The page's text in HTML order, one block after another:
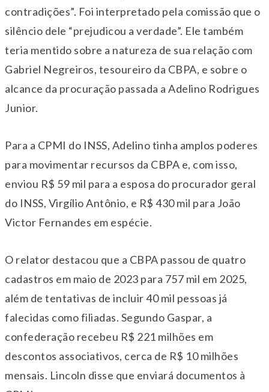
contradições”. Foi interpretado pela comissão que o
silêncio dele “prejudicou a verdade”. Ele também
teria mentido sobre a natureza de sua relação com
Gabriel Negreiros, tesoureiro da CBPA, e sobre o
alcance da procuração passada a Adelino Rodrigues
Junior.
Para a CPMI do INSS, Adelino tinha amplos poderes
para movimentar recursos da CBPA e, com isso,
enviou R$ 59 mil para a esposa do procurador geral
do INSS, Virgílio Antônio, e R$ 430 mil para João
Victor Fernandes em espécie.
O relator destacou que a CBPA passou de quatro
cadastros em maio de 2023 para 757 mil em 2025,
além de tentativas de incluir 40 mil pessoas já
falecidas como filiadas. Segundo Gaspar, a
confederação recebeu R$ 221 milhões em
descontos associativos, cerca de R$ 10 milhões
mensais. Lincoln disse que enviará documentos à